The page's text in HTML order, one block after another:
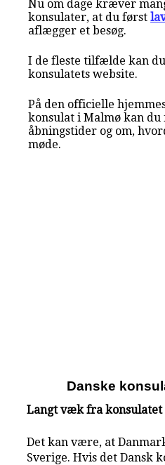
Nu om dage kræver
konsulater, at du først
aflægger et besøg.
I de fleste tilfælde kan
konsulatets website.
På den officielle
konsulat i Malmø kan
åbningstider og om,
møde.
Danske
Langt væk fra konsulatet
Det kan være, at
Sverige. Hvis det Dansk